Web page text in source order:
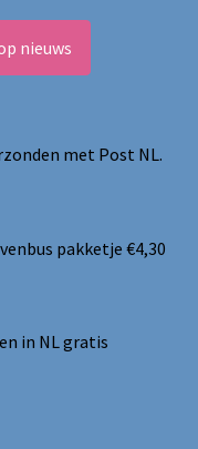
nieuws
met Post NL.
pakketje €4,30
in NL gratis